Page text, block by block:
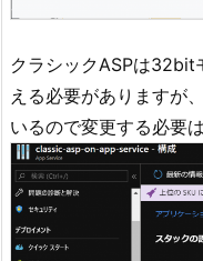
クラシックASPは32bit
える必要がありますが
いるので変更する必要